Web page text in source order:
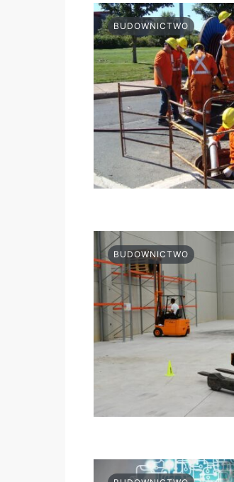
BUDOWNICTWO
BUDOWNICTWO